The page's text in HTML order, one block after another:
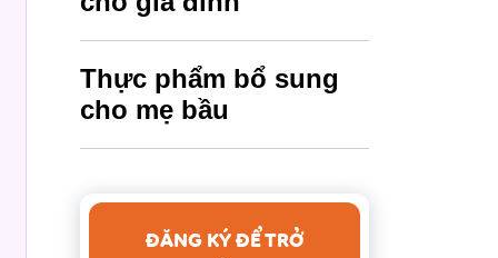
Thực phẩm bổ sung
cho mẹ bầu
ĐĂNG KÝ ĐỂ TRỞ